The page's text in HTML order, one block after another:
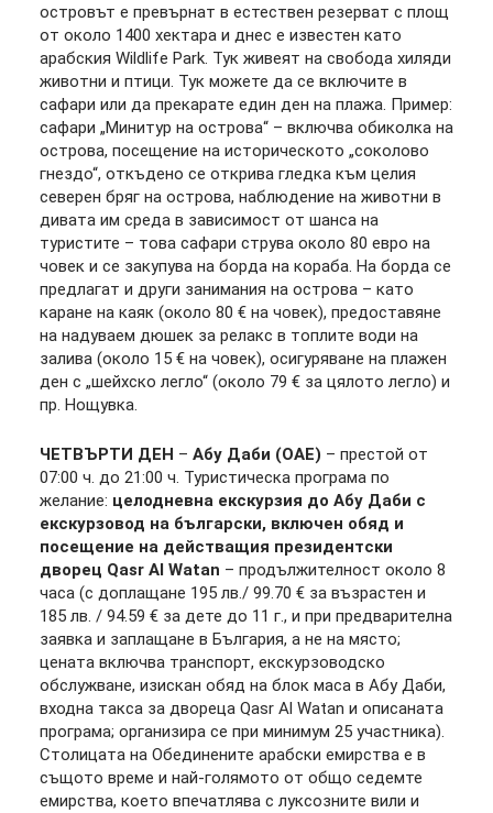
островът е превърнат в естествен резерват с площ
от около 1400 хектара и днес е известен като
арабския Wildlife Park. Тук живеят на свобода хиляди
животни и птици. Тук можете да се включите в
сафари или да прекарате eдин ден на плажа. Пример:
сафари „Минитур на острова“ – включва обиколка на
острова, посещение на историческото „соколово
гнездо“, откъдено се открива гледка към целия
северен бряг на острова, наблюдение на животни в
дивата им среда в зависимост от шанса на
туристите – това сафари струва около 80 евро на
човек и се закупува на борда на кораба. На борда се
предлагат и други занимания на острова – като
каране на каяк (около 80 € на човек), предоставяне
на надуваем дюшек за релакс в топлите води на
залива (около 15 € на човек), осигуряване на плажен
ден с „шейхско легло“ (около 79 € за цялото легло) и
пр. Нощувка.
ЧЕТВЪРТИ ДЕН – Абу Даби (ОАЕ) – престой от
07:00 ч. до 21:00 ч. Туристическа програма по
желание: целодневна екскурзия до Абу Даби с
екскурзовод на български, включен обяд и
посещение на действащия президентски
дворец Qasr Al Watan – продължителност около 8
часа (с доплащане 195 лв./ 99.70 € за възрастен и
185 лв. / 94.59 € за дете до 11 г., и при предварителна
заявка и заплащане в България, а не на място;
цената включва транспорт, екскурзоводско
обслужване, изискан обяд на блок маса в Абу Даби,
входна такса за двореца Qasr Al Watan и описаната
програма; организира се при минимум 25 участника).
Столицата на Обединените арабски емирства е в
същото време и най-голямото от общо седемте
емирства, което впечатлява с луксозните вили и